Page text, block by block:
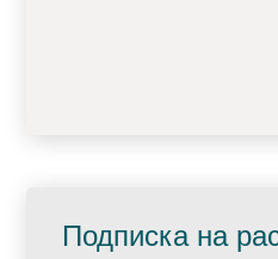
Подписка на